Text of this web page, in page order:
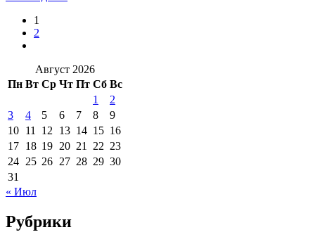
1
2
Август 2026
Пн Вт Ср Чт Пт Сб Вс
1
2
3
4 5 6 7 8
9
10 11 12 13 14 15 16
17 18 19 20 21 22 23
24 25 26 27 28 29 30
31
« Июл
Рубрики